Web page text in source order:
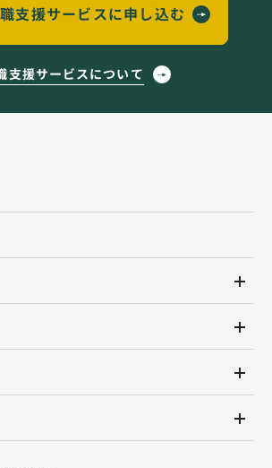
支援サービスに申し込む
支援サービスについて